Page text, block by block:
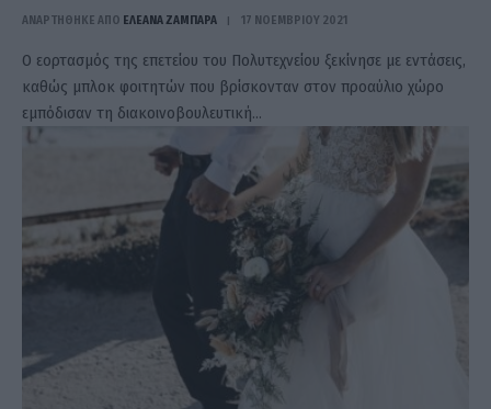
ΑΝΑΡΤΗΘΗΚΕ ΑΠΟ ΕΛΕΑΝΑ ΖΑΜΠΑΡΑ 17 ΝΟΕΜΒΡΊΟΥ 2021
Ο εορτασμός της επετείου του Πολυτεχνείου ξεκίνησε με εντάσεις,
καθώς μπλοκ φοιτητών που βρίσκονταν στον προαύλιο χώρο
εμπόδισαν τη διακοινοβουλευτική…